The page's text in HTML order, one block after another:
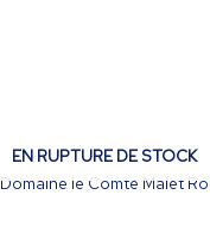
EN RUPTURE DE STOCK